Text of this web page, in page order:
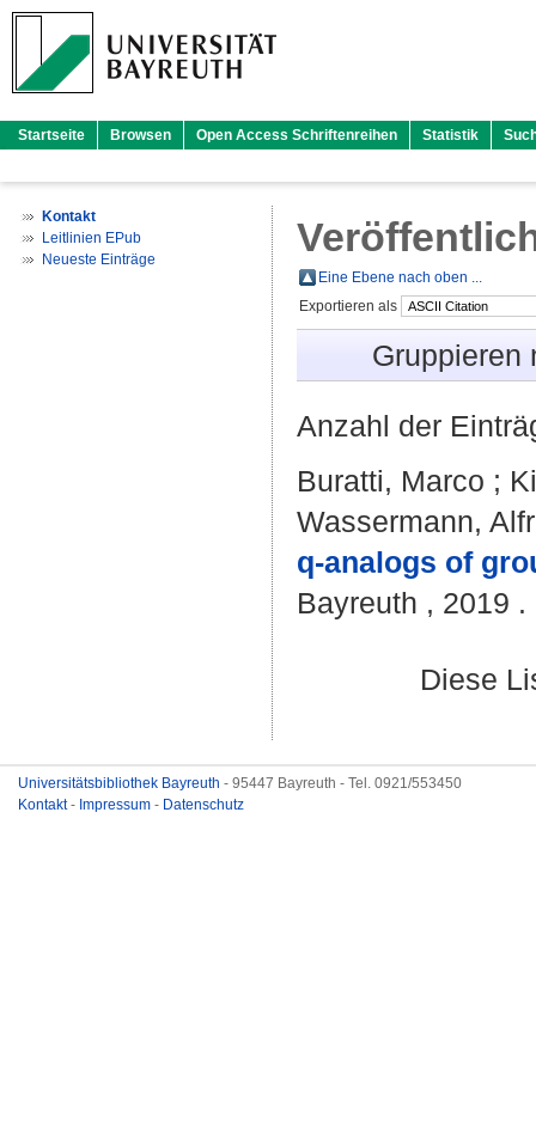
Startseite Browsen Open Access Schriftenreihen Statistik
Kontakt
Leitlinien EPub
Neueste Einträge
Eine Ebene nach oben ...
Exportieren als
Anzahl der
Buratti, Marco ;
Wassermann,
q-analogs of
Bayreuth , 2019 .
Diese
Universitätsbibliothek Bayreuth - 95447 Bayreuth - Tel. 0921/553450
Kontakt- Impressum - Datenschutz